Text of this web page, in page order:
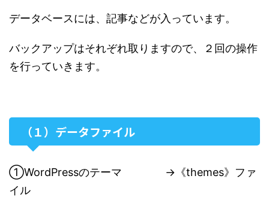
データベースには、記事などが入っています。
バックアップはそれぞれ取りますので、２回の操作
を行っていきます。
（１）データファイル
①WordPressのテーマ →《themes》ファ
イル